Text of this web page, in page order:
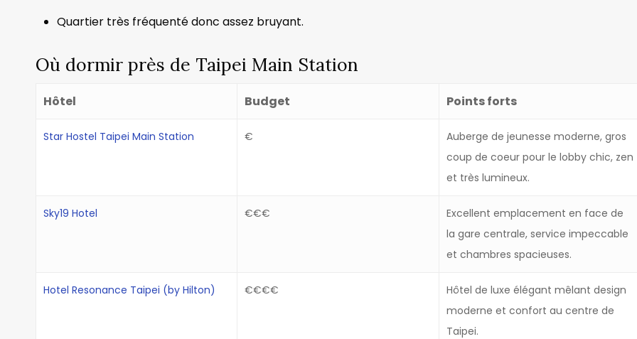
Quartier très fréquenté donc assez bruyant.
Où dormir près de Taipei Main Station
Hôtel Budget Points forts
Star Hostel Taipei Main Station €
Auberge de jeunesse moderne, gros
coup de coeur pour le lobby chic, zen
et très lumineux.
Sky19 Hotel €€€
Excellent emplacement en face de
la gare centrale, service impeccable
et chambres spacieuses.
Hotel Resonance Taipei (by Hilton) €€€€
Hôtel de luxe élégant mêlant design
moderne et confort au centre de
Taipei.